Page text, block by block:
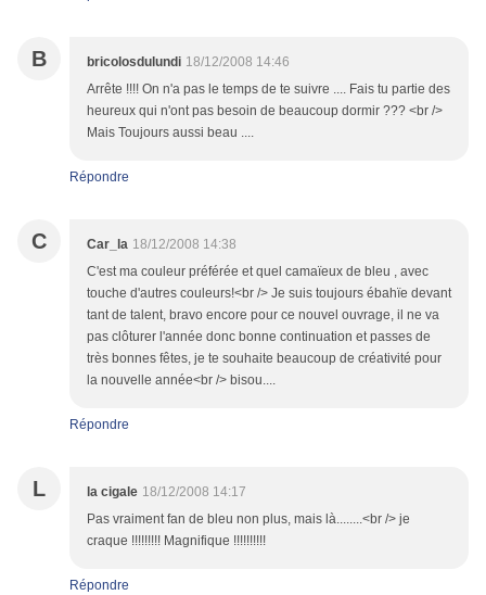
B bricolosdulundi 18/12/2008 14:46
Arrête !!!! On n'a pas le temps de te suivre .... Fais tu partie des
heureux qui n'ont pas besoin de beaucoup dormir ??? <br />
Mais Toujours aussi beau ....
Répondre
C Car_la 18/12/2008 14:38
C'est ma couleur préférée et quel camaïeux de bleu , avec
touche d'autres couleurs!<br /> Je suis toujours ébahïe devant
tant de talent, bravo encore pour ce nouvel ouvrage, il ne va
pas clôturer l'année donc bonne continuation et passes de
très bonnes fêtes, je te souhaite beaucoup de créativité pour
la nouvelle année<br /> bisou....
Répondre
L la cigale 18/12/2008 14:17
Pas vraiment fan de bleu non plus, mais là........<br /> je
craque !!!!!!!!! Magnifique !!!!!!!!!!
Répondre